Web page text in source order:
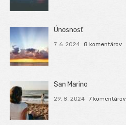
Únosnosť
7. 6. 2024 8 komentárov
San Marino
29. 8. 2024 7 komentárov